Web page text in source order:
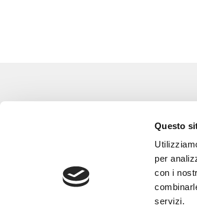
Questo
per
con i
servizi.
Corsi e Progetti culturali
Cookie policy